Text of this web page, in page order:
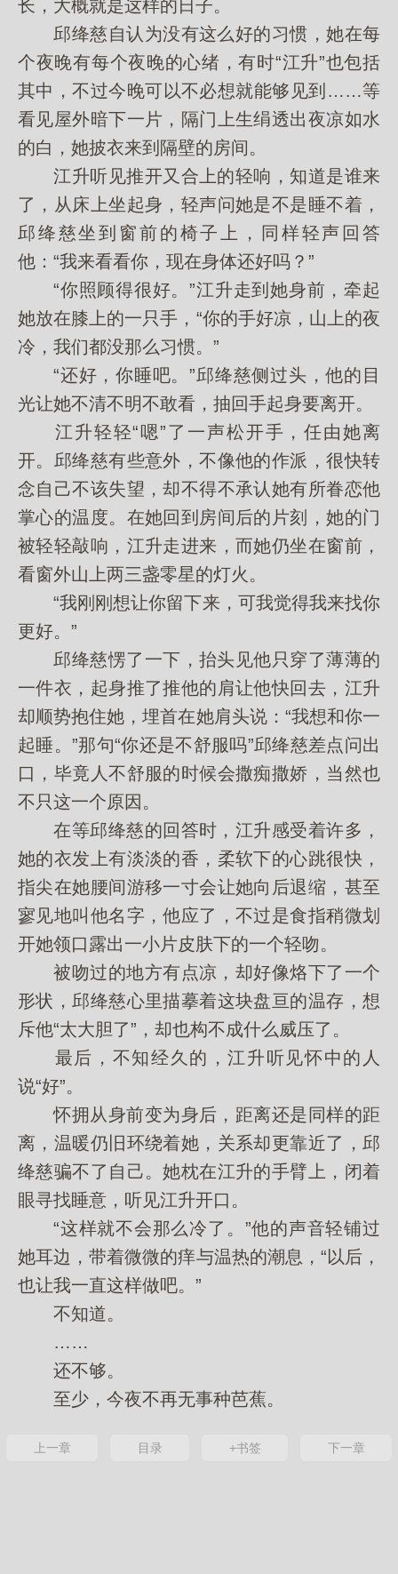
长，大概就是这样的日子。
邱绛慈自认为没有这么好的习惯，她在每
个夜晚有每个夜晚的心绪，有时“江升”也包括
其中，不过今晚可以不必想就能够见到……等
看见屋外暗下一片，隔门上生绢透出夜凉如水
的白，她披衣来到隔壁的房间。
江升听见推开又合上的轻响，知道是谁来
了，从床上坐起身，轻声问她是不是睡不着，
邱绛慈坐到窗前的椅子上，同样轻声回答
他：“我来看看你，现在身体还好吗？”
“你照顾得很好。”江升走到她身前，牵起
她放在膝上的一只手，“你的手好凉，山上的夜
冷，我们都没那么习惯。”
“还好，你睡吧。”邱绛慈侧过头，他的目
光让她不清不明不敢看，抽回手起身要离开。
江升轻轻“嗯”了一声松开手，任由她离
开。邱绛慈有些意外，不像他的作派，很快转
念自己不该失望，却不得不承认她有所眷恋他
掌心的温度。在她回到房间后的片刻，她的门
被轻轻敲响，江升走进来，而她仍坐在窗前，
看窗外山上两三盏零星的灯火。
“我刚刚想让你留下来，可我觉得我来找你
更好。”
邱绛慈愣了一下，抬头见他只穿了薄薄的
一件衣，起身推了推他的肩让他快回去，江升
却顺势抱住她，埋首在她肩头说：“我想和你一
起睡。”那句“你还是不舒服吗”邱绛慈差点问出
口，毕竟人不舒服的时候会撒痴撒娇，当然也
不只这一个原因。
在等邱绛慈的回答时，江升感受着许多，
她的衣发上有淡淡的香，柔软下的心跳很快，
指尖在她腰间游移一寸会让她向后退缩，甚至
寥见地叫他名字，他应了，不过是食指稍微划
开她领口露出一小片皮肤下的一个轻吻。
被吻过的地方有点凉，却好像烙下了一个
形状，邱绛慈心里描摹着这块盘亘的温存，想
斥他“太大胆了”，却也构不成什么威压了。
最后，不知经久的，江升听见怀中的人
说“好”。
怀拥从身前变为身后，距离还是同样的距
离，温暖仍旧环绕着她，关系却更靠近了，邱
绛慈骗不了自己。她枕在江升的手臂上，闭着
眼寻找睡意，听见江升开口。
“这样就不会那么冷了。”他的声音轻铺过
她耳边，带着微微的痒与温热的潮息，“以后，
也让我一直这样做吧。”
不知道。
……
还不够。
至少，今夜不再无事种芭蕉。
上一章 目录 +书签 下一章